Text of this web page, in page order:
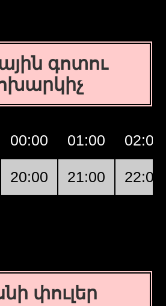
գոտու
00:00 01:00 02:00
20:00 21:00 22:00
փուլեր